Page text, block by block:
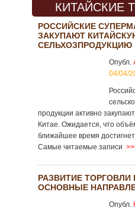
КИТАЙСКИЕ
РОССИЙСКИЕ
ЗАКУПАЮТ
СЕЛЬХОЗПРОДУКЦИЮ
Опубл.
04/04/
продукции активно
Китае. Ожидается, что
ближайшее время
Самые читаемые записи
РАЗВИТИЕ ТОРГОВЛИ
ОСНОВНЫЕ
Опубл.